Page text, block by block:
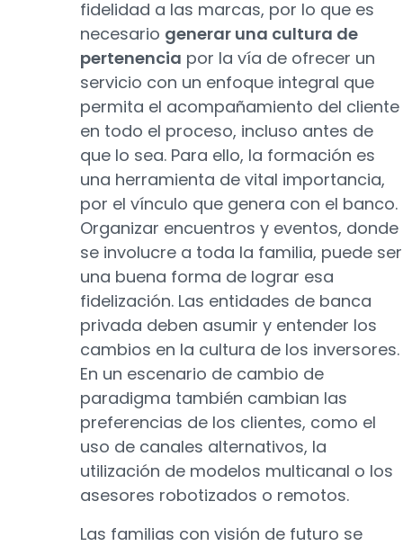
fidelidad a las marcas, por lo que es
necesario generar una cultura de
pertenencia por la vía de ofrecer un
servicio con un enfoque integral que
permita el acompañamiento del cliente
en todo el proceso, incluso antes de
que lo sea. Para ello, la formación es
una herramienta de vital importancia,
por el vínculo que genera con el banco.
Organizar encuentros y eventos, donde
se involucre a toda la familia, puede ser
una buena forma de lograr esa
fidelización. Las entidades de banca
privada deben asumir y entender los
cambios en la cultura de los inversores.
En un escenario de cambio de
paradigma también cambian las
preferencias de los clientes, como el
uso de canales alternativos, la
utilización de modelos multicanal o los
asesores robotizados o remotos.
Las familias con visión de futuro se